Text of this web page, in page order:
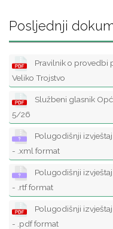
Posljednji
Pravilnik o provedbi
Veliko Trojstvo
Službeni glasnik
5/26
Polugodišnji
- .xml format
Polugodišnji
- .rtf format
Polugodišnji
- .pdf format